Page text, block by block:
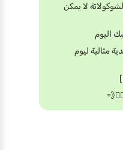
لا يمكن
مثالية ليوم